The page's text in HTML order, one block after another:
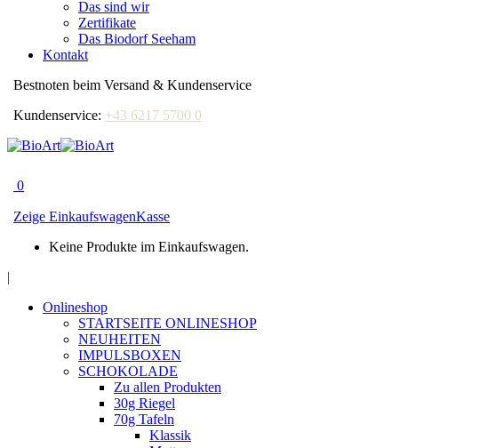
Das sind wir
Zertifikate
Das Biodorf Seeham
Kontakt
Bestnoten beim Versand & Kundenservice
Kundenservice: +43 6217 5700 0
0
Zeige EinkaufswagenKasse
Keine Produkte im Einkaufswagen.
opens
|
Onlineshop
STARTSEITE ONLINESHOP
NEUHEITEN
IMPULSBOXEN
SCHOKOLADE
Zu allen Produkten
30g Riegel
70g Tafeln
Klassik